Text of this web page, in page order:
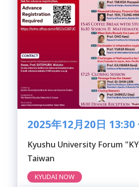
2025年12月20日 13:30
Kyushu University Forum
Taiwan
KYUDAI NOW